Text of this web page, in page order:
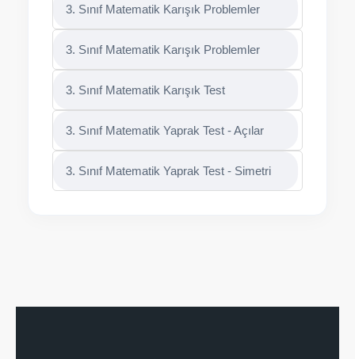
3. Sınıf Matematik Karışık Problemler
3. Sınıf Matematik Karışık Problemler
3. Sınıf Matematik Karışık Test
3. Sınıf Matematik Yaprak Test - Açılar
3. Sınıf Matematik Yaprak Test - Simetri